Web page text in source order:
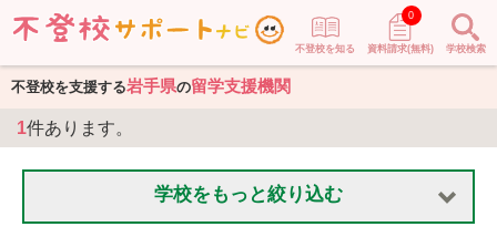
不登校を知る 資料請求(無料)
0
学校検索
不登校を支援する岩手県の留学支援機関
1件あります。
学校をもっと絞り込む